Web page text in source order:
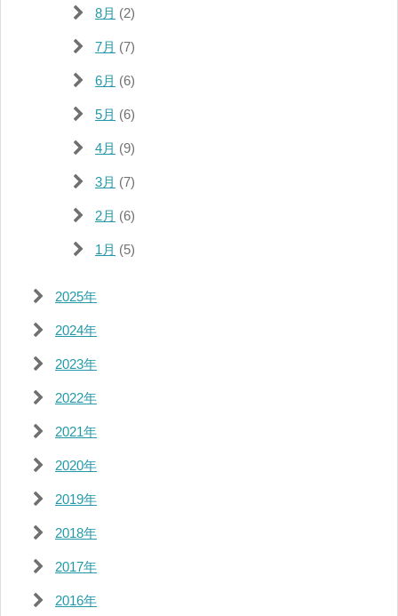
8月 (2)
7月 (7)
6月 (6)
5月 (6)
4月 (9)
3月 (7)
2月 (6)
1月 (5)
2025年
2024年
2023年
2022年
2021年
2020年
2019年
2018年
2017年
2016年